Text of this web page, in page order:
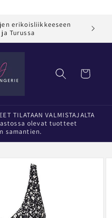
erikoisliikkeeseen
Turussa
Ostoskori
TILATAAN VALMISTAJALTA
olevat tuotteet
samantien.